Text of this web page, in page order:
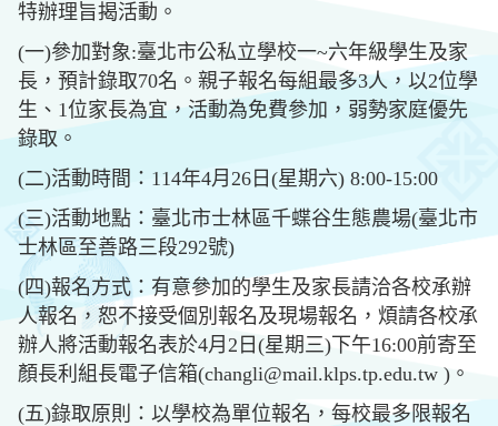
特辦理旨揭活動。
(一)參加對象:臺北市公私立學校一~六年級學生及家
長，預計錄取70名。親子報名每組最多3人，以2位學
生、1位家長為宜，活動為免費參加，弱勢家庭優先
錄取。
(二)活動時間：114年4月26日(星期六) 8:00-15:00
(三)活動地點：臺北市士林區千蝶谷生態農場(臺北市
士林區至善路三段292號)
(四)報名方式：有意參加的學生及家長請洽各校承辦
人報名，恕不接受個別報名及現場報名，煩請各校承
辦人將活動報名表於4月2日(星期三)下午16:00前寄至
顏長利組長電子信箱(changli@mail.klps.tp.edu.tw )。
(五)錄取原則：以學校為單位報名，每校最多限報名